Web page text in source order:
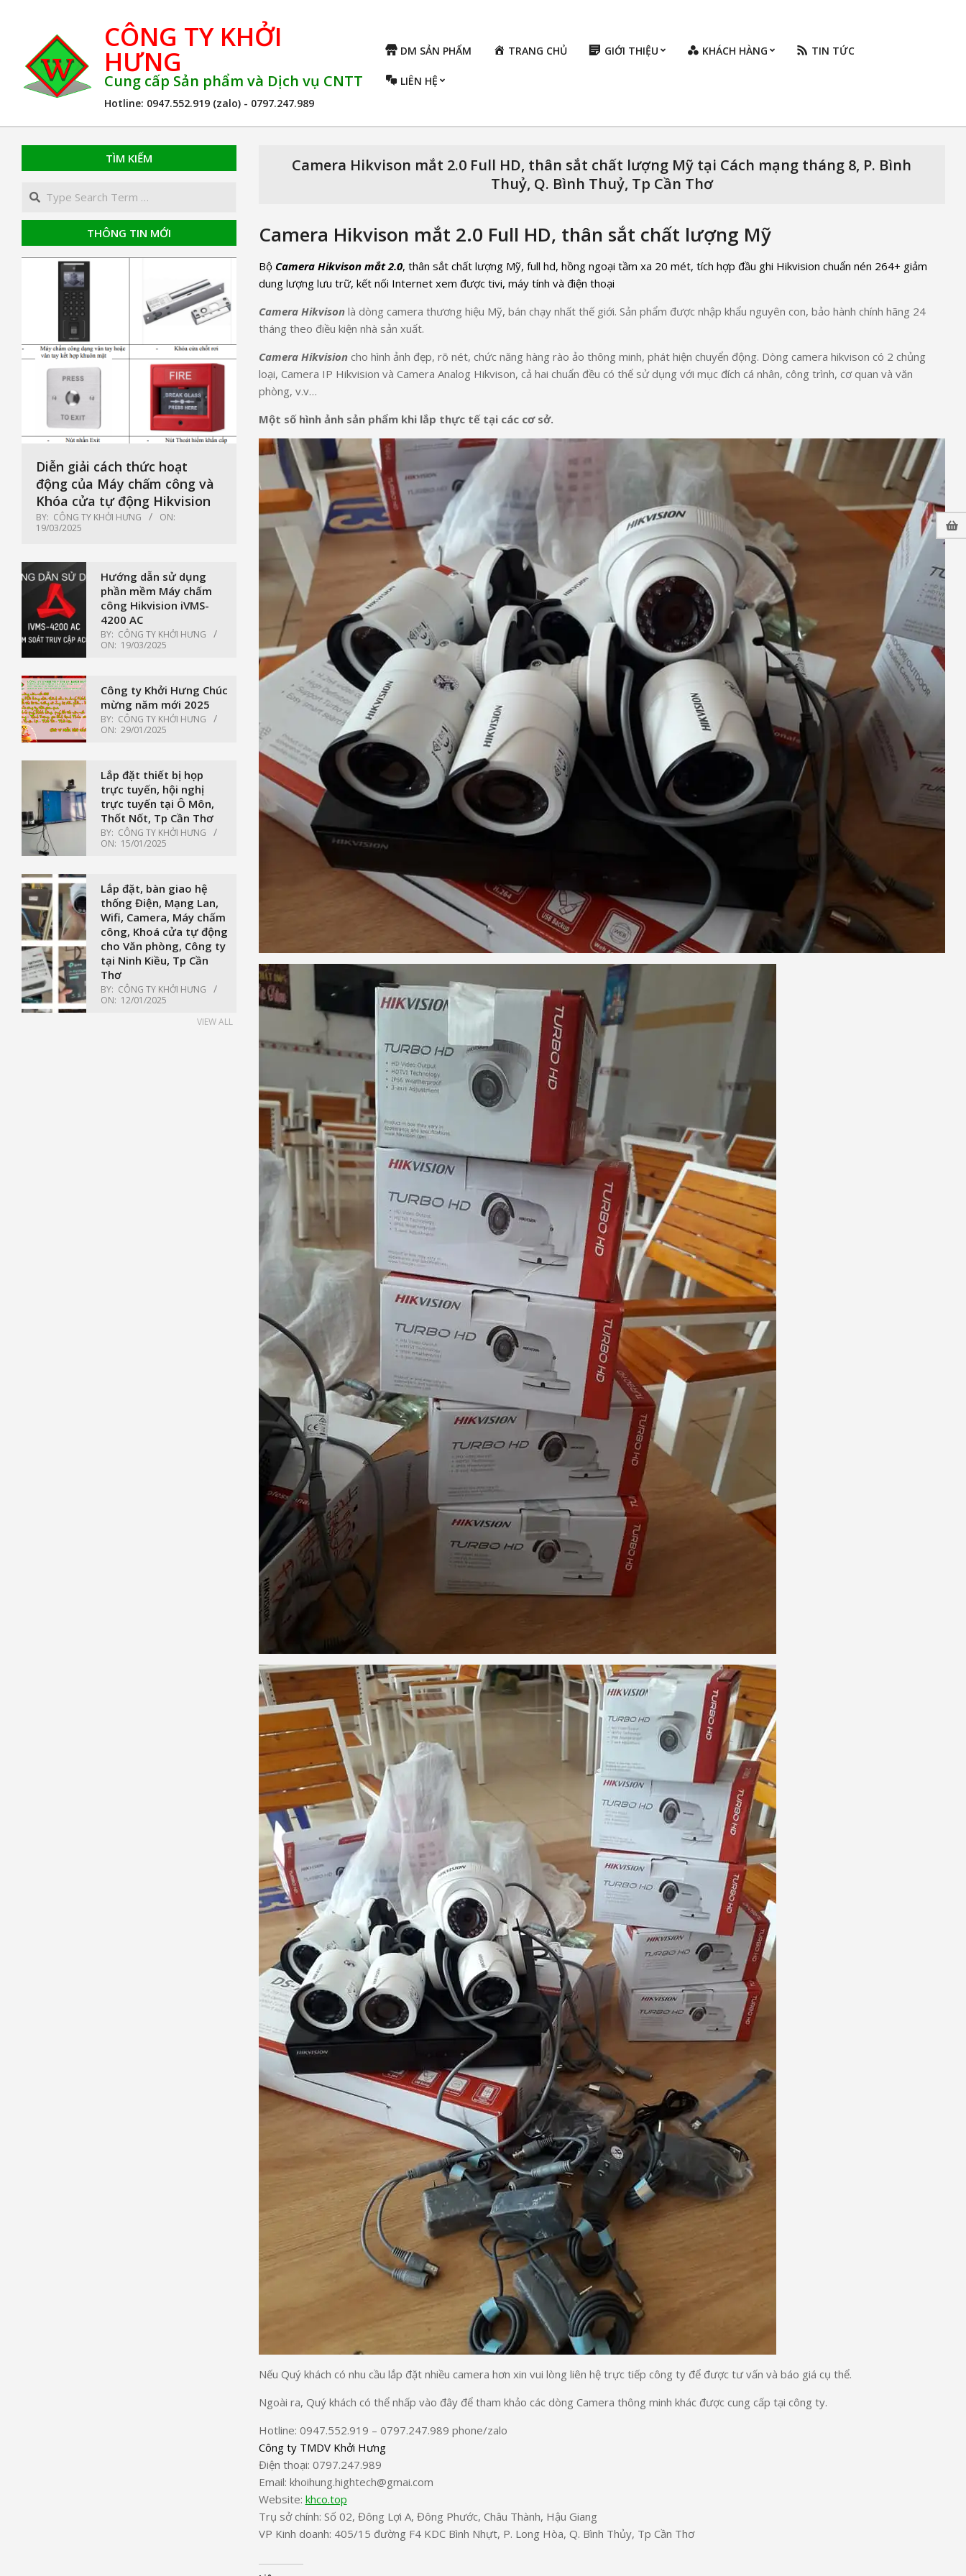
CÔNG TY KHỞI
HƯNG
Cung cấp Sản phẩm và Dịch vụ CNTT
Hotline: 0947.552.919 (zalo) - 0797.247.989
DM SẢN PHẨM TRANG CHỦ GIỚI THIỆU KHÁCH HÀNG TIN TỨC
LIÊN HỆ
Camera Hikvison mắt 2.0 Full HD, thân sắt chất lượng Mỹ tại Cách mạng tháng 8, P. Bình
Thuỷ, Q. Bình Thuỷ, Tp Cần Thơ
Camera Hikvison mắt 2.0 Full HD, thân sắt chất lượng Mỹ
Bộ Camera Hikvison mắt 2.0, thân sắt chất lượng Mỹ, full hd, hồng ngoại tầm xa 20 mét, tích hợp đầu ghi Hikvision chuẩn nén 264+ giảm
dung lượng lưu trữ, kết nối Internet xem được tivi, máy tính và điện thoại
Camera Hikvisonlà dòng camera thương hiệu Mỹ, bán chạy nhất thế giới. Sản phẩm được nhập khẩu nguyên con, bảo hành chính hãng 24
tháng theo điều kiện nhà sản xuất.
Camera Hikvision cho hình ảnh đẹp, rõ nét, chức năng hàng rào ảo thông minh, phát hiện chuyển động. Dòng camera hikvison có 2 chủng
loại, Camera IP Hikvision và Camera Analog Hikvison, cả hai chuẩn đều có thể sử dụng với mục đích cá nhân, công trình, cơ quan và văn
phòng, v.v…
Một số hình ảnh sản phẩm khi lắp thực tế tại các cơ sở.
Nếu Quý khách có nhu cầu lắp đặt nhiều camera hơn xin vui lòng liên hệ trực tiếp công ty để được tư vấn và báo giá cụ thể.
Ngoài ra, Quý khách có thể nhấp vào đây để tham khảo các dòng Camera thông minh khác được cung cấp tại công ty.
Hotline: 0947.552.919 – 0797.247.989 phone/zalo
Công ty TMDV Khởi Hưng
Điện thoại: 0797.247.989
Email: khoihung.hightech@gmai.com
Website: khco.top
Trụ sở chính: Số 02, Đông Lợi A, Đông Phước, Châu Thành, Hậu Giang
VP Kinh doanh: 405/15 đường F4 KDC Bình Nhựt, P. Long Hòa, Q. Bình Thủy, Tp Cần Thơ
TÌM KIẾM
Search
THÔNG TIN MỚI
Diễn giải cách thức hoạt
động của Máy chấm công và
Khóa cửa tự động Hikvision
BY: CÔNG TY KHỞI HƯNG
ON:
19/03/2025
Hướng dẫn sử dụng
phần mềm Máy chấm
công Hikvision iVMS-
4200 AC
BY: CÔNG TY KHỞI HƯNG
ON: 19/03/2025
Công ty Khởi Hưng Chúc
mừng năm mới 2025
BY: CÔNG TY KHỞI HƯNG
ON: 29/01/2025
Lắp đặt thiết bị họp
trực tuyến, hội nghị
trực tuyến tại Ô Môn,
Thốt Nốt, Tp Cần Thơ
BY: CÔNG TY KHỞI HƯNG
ON: 15/01/2025
Lắp đặt, bàn giao hệ
thống Điện, Mạng Lan,
Wifi, Camera, Máy chấm
công, Khoá cửa tự động
cho Văn phòng, Công ty
tại Ninh Kiều, Tp Cần
Thơ
BY: CÔNG TY KHỞI HƯNG
ON: 12/01/2025
VIEW ALL